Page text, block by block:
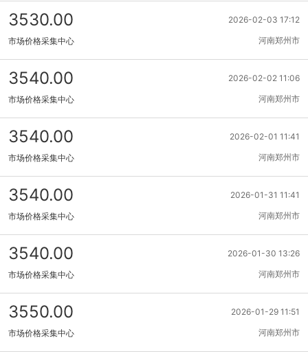
2026-02-03 17:12
3530.00
河南郑州市
市场价格采集中心
2026-02-02 11:06
3540.00
河南郑州市
市场价格采集中心
2026-02-01 11:41
3540.00
河南郑州市
市场价格采集中心
2026-01-31 11:41
3540.00
河南郑州市
市场价格采集中心
2026-01-30 13:26
3540.00
河南郑州市
市场价格采集中心
2026-01-29 11:51
3550.00
河南郑州市
市场价格采集中心